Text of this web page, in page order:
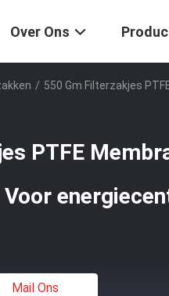
Over Ons
/ 550 Gm Filterzakjes
PTFE
Mail Ons